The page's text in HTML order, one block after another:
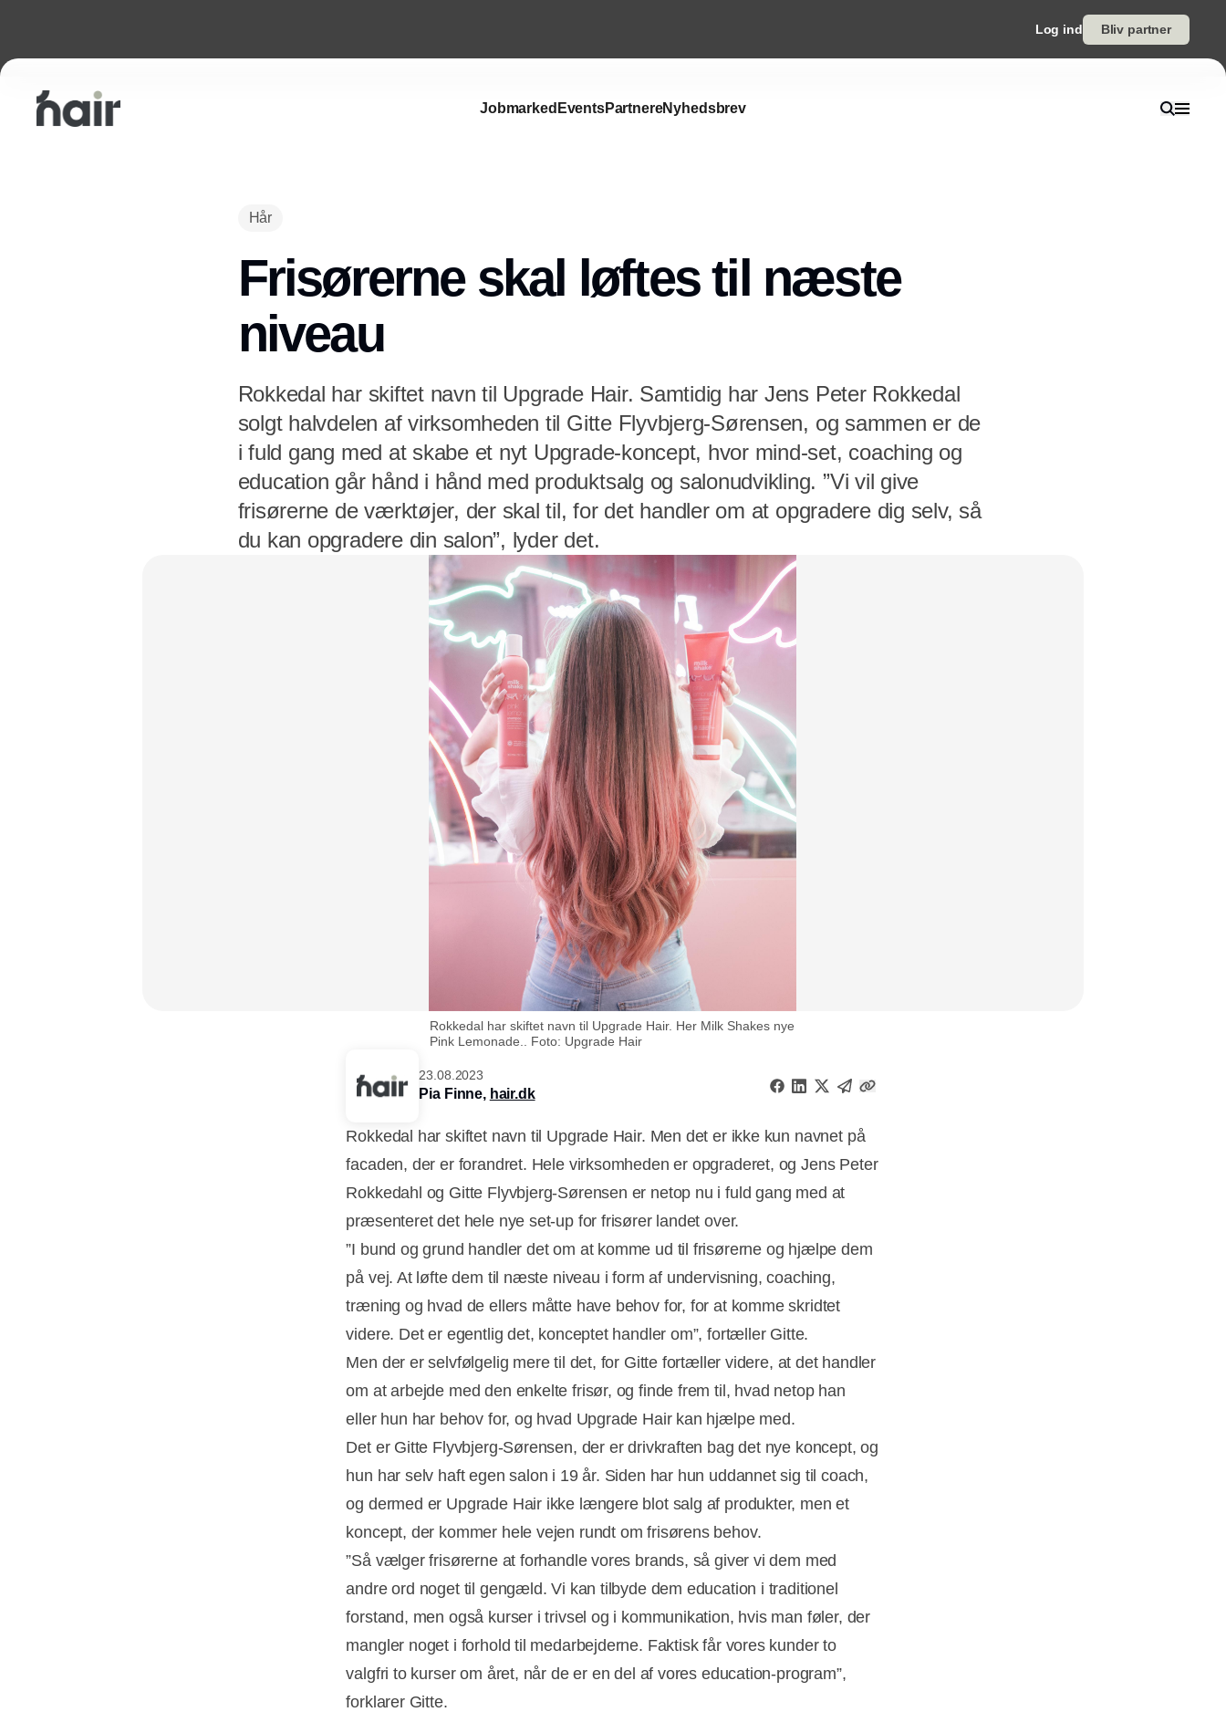
Log ind Bliv partner
Jobmarked EventsPartnereNyhedsbrev
Hår
Frisørerne skal løftes til næste
niveau
Rokkedal har skiftet navn til Upgrade Hair. Samtidig har Jens Peter Rokkedal
solgt halvdelen af virksomheden til Gitte Flyvbjerg-Sørensen, og sammen er de
i fuld gang med at skabe et nyt Upgrade-koncept, hvor mind-set, coaching og
education går hånd i hånd med produktsalg og salonudvikling. ”Vi vil give
frisørerne de værktøjer, der skal til, for det handler om at opgradere dig selv, så
du kan opgradere din salon”, lyder det.
Rokkedal har skiftet navn til Upgrade Hair. Her Milk Shakes nye
Pink Lemonade.. Foto: Upgrade Hair
23.08.2023
Pia Finne, hair.dk
Rokkedal har skiftet navn til Upgrade Hair. Men det er ikke kun navnet på
facaden, der er forandret. Hele virksomheden er opgraderet, og Jens Peter
Rokkedahl og Gitte Flyvbjerg-Sørensen er netop nu i fuld gang med at
præsenteret det hele nye set-up for frisører landet over.
”I bund og grund handler det om at komme ud til frisørerne og hjælpe dem
på vej. At løfte dem til næste niveau i form af undervisning, coaching,
træning og hvad de ellers måtte have behov for, for at komme skridtet
videre. Det er egentlig det, konceptet handler om”, fortæller Gitte.
Men der er selvfølgelig mere til det, for Gitte fortæller videre, at det handler
om at arbejde med den enkelte frisør, og finde frem til, hvad netop han
eller hun har behov for, og hvad Upgrade Hair kan hjælpe med.
Det er Gitte Flyvbjerg-Sørensen, der er drivkraften bag det nye koncept, og
hun har selv haft egen salon i 19 år. Siden har hun uddannet sig til coach,
og dermed er Upgrade Hair ikke længere blot salg af produkter, men et
koncept, der kommer hele vejen rundt om frisørens behov.
”Så vælger frisørerne at forhandle vores brands, så giver vi dem med
andre ord noget til gengæld. Vi kan tilbyde dem education i traditionel
forstand, men også kurser i trivsel og i kommunikation, hvis man føler, der
mangler noget i forhold til medarbejderne. Faktisk får vores kunder to
valgfri to kurser om året, når de er en del af vores education-program”,
forklarer Gitte.